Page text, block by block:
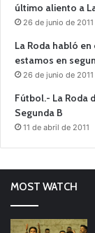
último aliento a
26 de junio de 2011
La Roda habló en
estamos en
26 de junio de 2011
Fútbol.- La Roda
Segunda B
11 de abril de 2011
MOST WATCH